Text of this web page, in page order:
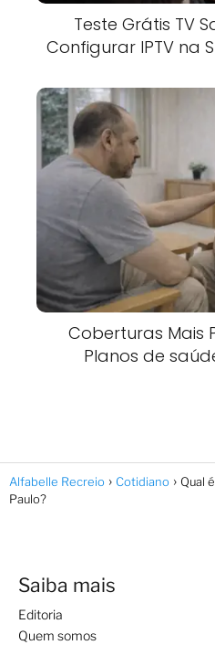
Teste Grátis TV
Configurar IPTV na
Coberturas Mais
Planos de
Alfabelle Recreio Cotidiano
Qual
Paulo?
Saiba mais
Editoria
Quem somos